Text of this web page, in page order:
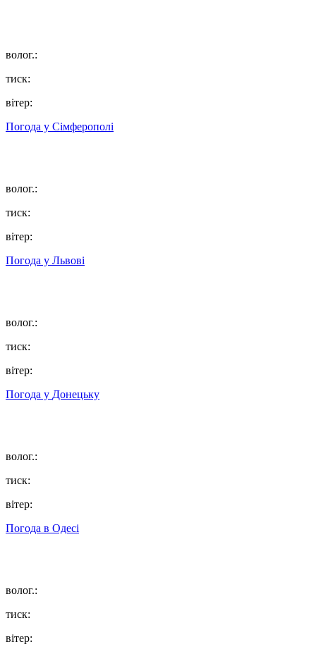
волог.:
тиск:
вітер:
Погода у Сімферополі
волог.:
тиск:
вітер:
Погода у Львові
волог.:
тиск:
вітер:
Погода у Донецьку
волог.:
тиск:
вітер:
Погода в Одесі
волог.:
тиск:
вітер: